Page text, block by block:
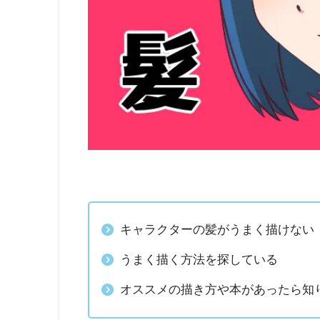
キャラクターの髪がうまく描けない
うまく描く方法を探している
オススメの描き方や本があったら知